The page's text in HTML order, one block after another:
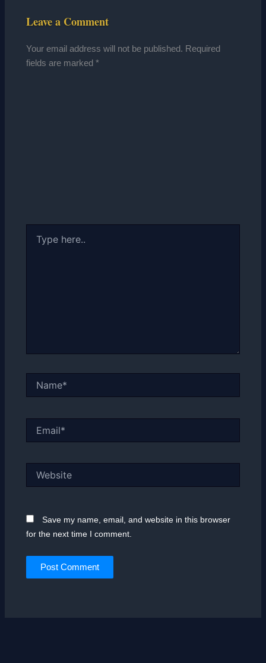
Leave a Comment
Your email address will not be published. Required
fields are marked*
here..
Save my name, email, and website in this browser
for the next time I comment.